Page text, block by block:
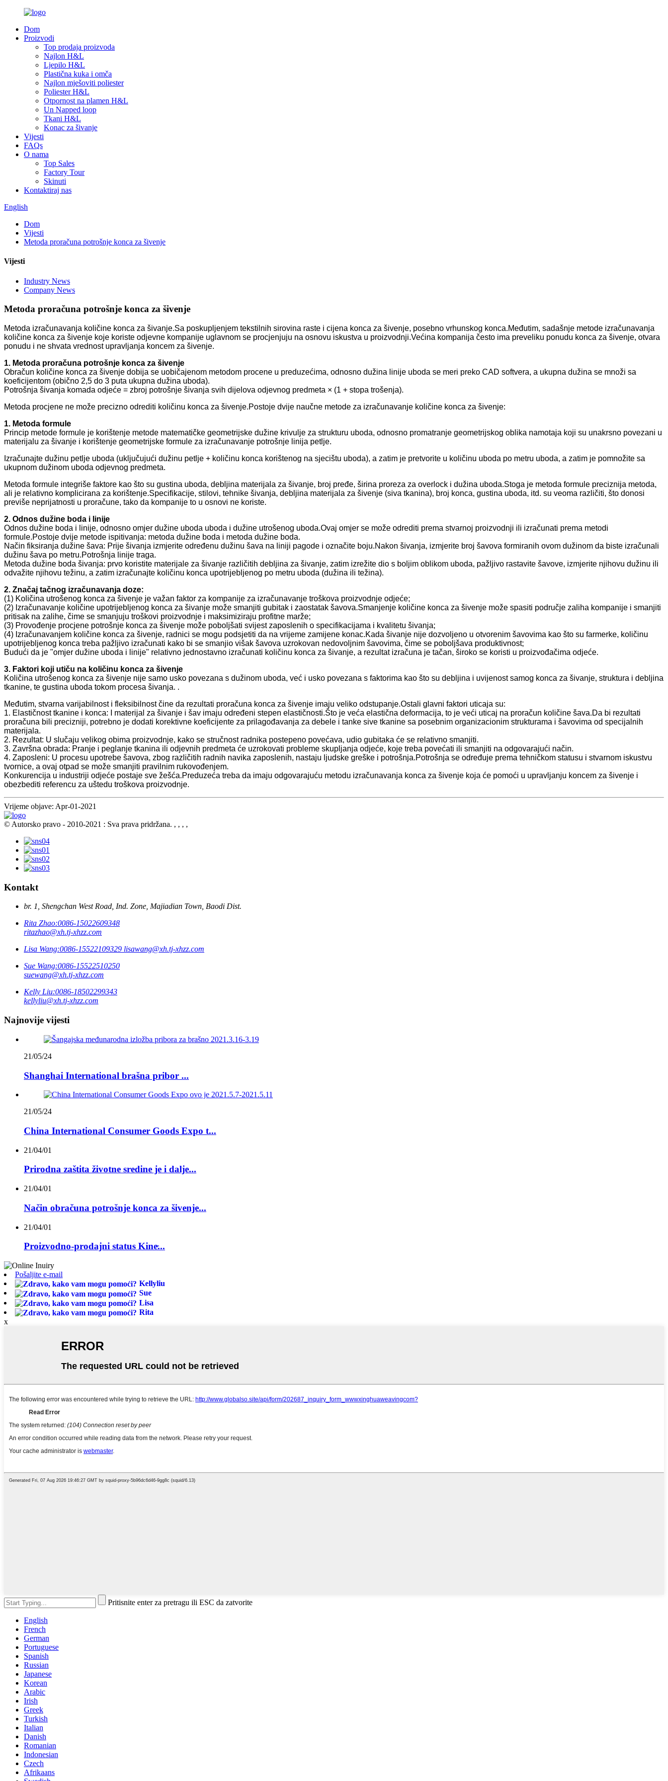
Dom
Proizvodi
Top prodaja proizvoda
Najlon H&L
Ljepilo H&L
Plastična kuka i omča
Najlon mješoviti poliester
Poliester H&L
Otpornost na plamen H&L
Un Napped loop
Tkani H&L
Konac za šivanje
Vijesti
FAQs
O nama
Top Sales
Factory Tour
Skinuti
Kontaktiraj nas
English
Dom
Vijesti
Metoda proračuna potrošnje konca za šivenje
Vijesti
Industry News
Company News
Metoda proračuna potrošnje konca za šivenje
Metoda izračunavanja količine konca za šivanje.Sa poskupljenjem tekstilnih sirovina raste i cijena konca za šivenje, posebno vrhunskog konca.Međutim, sadašnje metode izračunavanja
količine konca za šivenje koje koriste odjevne kompanije uglavnom se procjenjuju na osnovu iskustva u proizvodnji.Većina kompanija često ima preveliku ponudu konca za šivenje, otvara
ponudu i ne shvata vrednost upravljanja koncem za šivenje.
1. Metoda proračuna potrošnje konca za šivenje
Obračun količine konca za šivenje dobija se uobičajenom metodom procene u preduzećima, odnosno dužina linije uboda se meri preko CAD softvera, a ukupna dužina se množi sa
koeficijentom (obično 2,5 do 3 puta ukupna dužina uboda).
Potrošnja šivanja komada odjeće = zbroj potrošnje šivanja svih dijelova odjevnog predmeta × (1 + stopa trošenja).
Metoda procjene ne može precizno odrediti količinu konca za šivenje.Postoje dvije naučne metode za izračunavanje količine konca za šivenje:
1. Metoda formule
Princip metode formule je korištenje metode matematičke geometrijske dužine krivulje za strukturu uboda, odnosno promatranje geometrijskog oblika namotaja koji su unakrsno povezani u
materijalu za šivanje i korištenje geometrijske formule za izračunavanje potrošnje linija petlje.
Izračunajte dužinu petlje uboda (uključujući dužinu petlje + količinu konca korištenog na sjecištu uboda), a zatim je pretvorite u količinu uboda po metru uboda, a zatim je pomnožite sa
ukupnom dužinom uboda odjevnog predmeta.
Metoda formule integriše faktore kao što su gustina uboda, debljina materijala za šivanje, broj pređe, širina proreza za overlock i dužina uboda.Stoga je metoda formule preciznija metoda,
ali je relativno komplicirana za korištenje.Specifikacije, stilovi, tehnike šivanja, debljina materijala za šivenje (siva tkanina), broj konca, gustina uboda, itd. su veoma različiti, što donosi
previše neprijatnosti u proračune, tako da kompanije to u osnovi ne koriste.
2. Odnos dužine boda i linije
Odnos dužine boda i linije, odnosno omjer dužine uboda uboda i dužine utrošenog uboda.Ovaj omjer se može odrediti prema stvarnoj proizvodnji ili izračunati prema metodi
formule.Postoje dvije metode ispitivanja: metoda dužine boda i metoda dužine boda.
Način fiksiranja dužine šava: Prije šivanja izmjerite određenu dužinu šava na liniji pagode i označite boju.Nakon šivanja, izmjerite broj šavova formiranih ovom dužinom da biste izračunali
dužinu šava po metru.Potrošnja linije traga.
Metoda dužine boda šivanja: prvo koristite materijale za šivanje različitih debljina za šivanje, zatim izrežite dio s boljim oblikom uboda, pažljivo rastavite šavove, izmjerite njihovu dužinu ili
odvažite njihovu težinu, a zatim izračunajte količinu konca upotrijebljenog po metru uboda (dužina ili težina).
2. Značaj tačnog izračunavanja doze:
(1) Količina utrošenog konca za šivenje je važan faktor za kompanije za izračunavanje troškova proizvodnje odjeće;
(2) Izračunavanje količine upotrijebljenog konca za šivanje može smanjiti gubitak i zaostatak šavova.Smanjenje količine konca za šivenje može spasiti područje zaliha kompanije i smanjiti
pritisak na zalihe, čime se smanjuju troškovi proizvodnje i maksimiziraju profitne marže;
(3) Provođenje procjene potrošnje konca za šivenje može poboljšati svijest zaposlenih o specifikacijama i kvalitetu šivanja;
(4) Izračunavanjem količine konca za šivenje, radnici se mogu podsjetiti da na vrijeme zamijene konac.Kada šivanje nije dozvoljeno u otvorenim šavovima kao što su farmerke, količinu
upotrijebljenog konca treba pažljivo izračunati kako bi se smanjio višak šavova uzrokovan nedovoljnim šavovima, čime se poboljšava produktivnost;
Budući da je "omjer dužine uboda i linije" relativno jednostavno izračunati količinu konca za šivanje, a rezultat izračuna je tačan, široko se koristi u proizvođačima odjeće.
3. Faktori koji utiču na količinu konca za šivenje
Količina utrošenog konca za šivenje nije samo usko povezana s dužinom uboda, već i usko povezana s faktorima kao što su debljina i uvijenost samog konca za šivanje, struktura i debljina
tkanine, te gustina uboda tokom procesa šivanja. .
Međutim, stvarna varijabilnost i fleksibilnost čine da rezultati proračuna konca za šivenje imaju veliko odstupanje.Ostali glavni faktori uticaja su:
1. Elastičnost tkanine i konca: I materijal za šivanje i šav imaju određeni stepen elastičnosti.Što je veća elastična deformacija, to je veći uticaj na proračun količine šava.Da bi rezultati
proračuna bili precizniji, potrebno je dodati korektivne koeficijente za prilagođavanja za debele i tanke sive tkanine sa posebnim organizacionim strukturama i šavovima od specijalnih
materijala.
2. Rezultat: U slučaju velikog obima proizvodnje, kako se stručnost radnika postepeno povećava, udio gubitaka će se relativno smanjiti.
3. Završna obrada: Pranje i peglanje tkanina ili odjevnih predmeta će uzrokovati probleme skupljanja odjeće, koje treba povećati ili smanjiti na odgovarajući način.
4. Zaposleni: U procesu upotrebe šavova, zbog različitih radnih navika zaposlenih, nastaju ljudske greške i potrošnja.Potrošnja se određuje prema tehničkom statusu i stvarnom iskustvu
tvornice, a ovaj otpad se može smanjiti pravilnim rukovođenjem.
Konkurencija u industriji odjeće postaje sve žešća.Preduzeća treba da imaju odgovarajuću metodu izračunavanja konca za šivenje koja će pomoći u upravljanju koncem za šivenje i
obezbediti referencu za uštedu troškova proizvodnje.
Vrijeme objave: Apr-01-2021
© Autorsko pravo - 2010-2021 : Sva prava pridržana. , , , ,
Kontakt
br. 1, Shengchan West Road, Ind. Zone, Majiadian Town, Baodi Dist.
Rita Zhao:0086-15022609348
ritazhao@xh.tj-xhzz.com
Lisa Wang:0086-15522109329 lisawang@xh.tj-xhzz.com
Sue Wang:0086-15522510250
suewang@xh.tj-xhzz.com
Kelly Liu:0086-18502299343
kellyliu@xh.tj-xhzz.com
Najnovije vijesti
21/05/24
Shanghai International brašna pribor ...
21/05/24
China International Consumer Goods Expo t...
21/04/01
Prirodna zaštita životne sredine je i dalje...
21/04/01
Način obračuna potrošnje konca za šivenje...
21/04/01
Proizvodno-prodajni status Kine̵...
Pošaljite e-mail
Kellyliu
Sue
Lisa
Rita
x
Pritisnite enter za pretragu ili ESC da zatvorite
English
French
German
Portuguese
Spanish
Russian
Japanese
Korean
Arabic
Irish
Greek
Turkish
Italian
Danish
Romanian
Indonesian
Czech
Afrikaans